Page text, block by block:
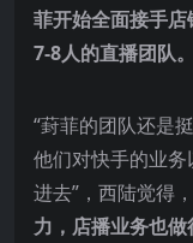
菲开始全面接手
7-8人的直播团队。
“葑菲的团队还是
他们对快手的业
进去”，西陆觉得
力，店播业务也做